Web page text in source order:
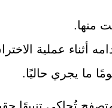
منها.
أثناء عملية
ما يجري حاليًا.